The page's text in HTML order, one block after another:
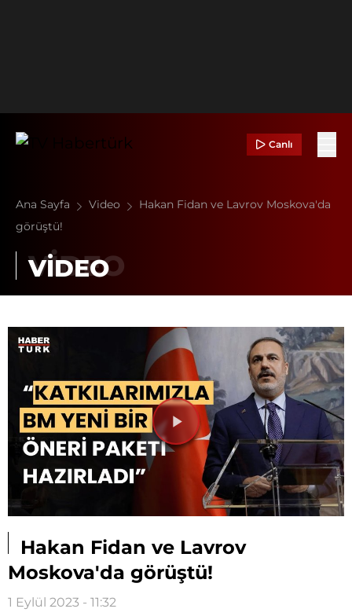
Canlı
Ana Sayfa Video
Hakan Fidan ve Lavrov Moskova'da
görüştü!
VİDEO
Videoyu
Oynat
Hakan Fidan ve Lavrov
Moskova'da görüştü!
1 Eylül 2023 - 11:32